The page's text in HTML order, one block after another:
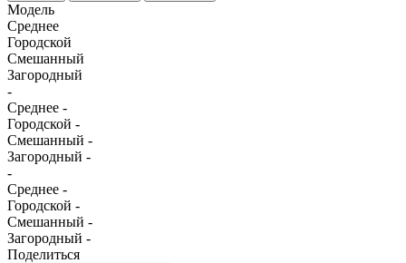
Модель
Среднее
Городской
Смешанный
Загородный
-
Среднее -
Городской -
Смешанный -
Загородный -
-
Среднее -
Городской -
Смешанный -
Загородный -
Поделиться